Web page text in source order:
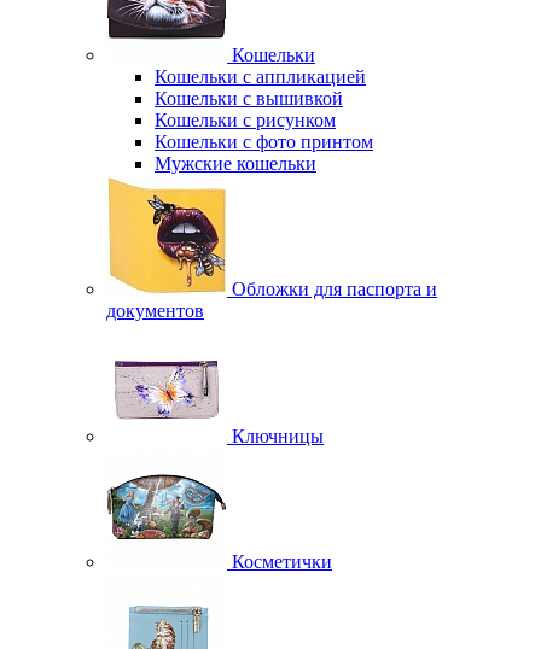
Кошельки
Кошельки с аппликацией
Кошельки с вышивкой
Кошельки с рисунком
Кошельки с фото принтом
Мужские кошельки
Обложки для паспорта и
документов
Ключницы
Косметички